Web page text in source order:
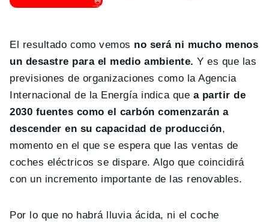
El resultado como vemos no será ni mucho menos
un desastre para el medio ambiente. Y es que las
previsiones de organizaciones como la Agencia
Internacional de la Energía indica que a partir de
2030 fuentes como el carbón comenzarán a
descender en su capacidad de producción,
momento en el que se espera que las ventas de
coches eléctricos se dispare. Algo que coincidirá
con un incremento importante de las renovables.
Por lo que no habrá lluvia ácida, ni el coche